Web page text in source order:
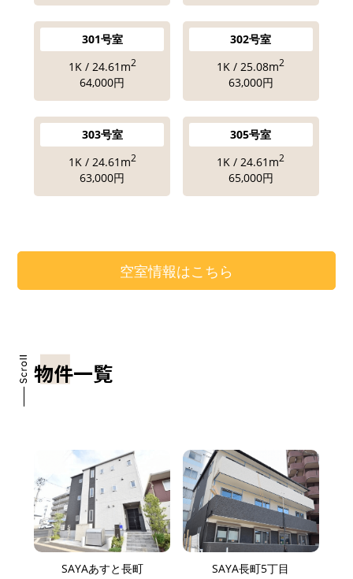
301号室
1K / 24.61m2
64,000円
302号室
1K / 25.08m2
63,000円
303号室
1K / 24.61m2
63,000円
305号室
1K / 24.61m2
65,000円
空室情報はこちら
物件一覧
SAYAあすと長町 SAYA長町5丁目